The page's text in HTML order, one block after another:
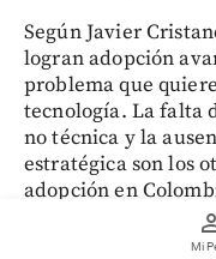
Mi
Según Javier
logran adopción
problema que
tecnología. La falta
no técnica y la
estratégica son los
adopción en